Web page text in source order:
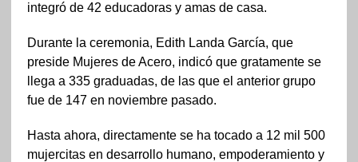
integró de 42 educadoras y amas de casa.
Durante la ceremonia, Edith Landa García, que
preside Mujeres de Acero, indicó que gratamente se
llega a 335 graduadas, de las que el anterior grupo
fue de 147 en noviembre pasado.
Hasta ahora, directamente se ha tocado a 12 mil 500
mujercitas en desarrollo humano, empoderamiento y